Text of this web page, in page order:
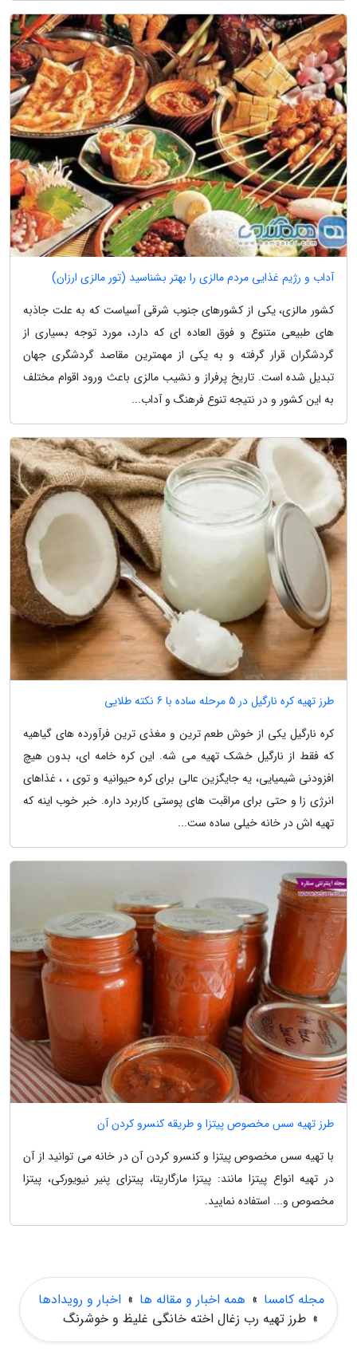
آداب و رژیم غذایی مردم مالزی را بهتر بشناسید (تور مالزی ارزان)
کشور مالزی، یکی از کشورهای جنوب شرقی آسیاست که به علت جاذبه
های طبیعی متنوع و فوق العاده ای که دارد، مورد توجه بسیاری از
گردشگران قرار گرفته و به یکی از مهمترین مقاصد گردشگری جهان
تبدیل شده است. تاریخ پرفراز و نشیب مالزی باعث ورود اقوام مختلف
به این کشور و در نتیجه تنوع فرهنگ و آداب...
طرز تهیه کره نارگیل در 5 مرحله ساده با 6 نکته طلایی
کره نارگیل یکی از خوش طعم ترین و مغذی ترین فرآورده های گیاهیه
که فقط از نارگیل خشک تهیه می شه. این کره خامه ای، بدون هیچ
افزودنی شیمیایی، یه جایگزین عالی برای کره حیوانیه و توی ، ، غذاهای
انرژی زا و حتی برای مراقبت های پوستی کاربرد داره. خبر خوب اینه که
تهیه اش در خانه خیلی ساده ست...
طرز تهیه سس مخصوص پیتزا و طریقه کنسرو کردن آن
با تهیه سس مخصوص پیتزا و کنسرو کردن آن در خانه می توانید از آن
در تهیه انواع پیتزا مانند: پیتزا مارگاریتا، پیتزای پنیر نیویورکی، پیتزا
مخصوص و... استفاده نمایید.
مجله کامسا » همه اخبار و مقاله ها » اخبار و رویدادها
» طرز تهیه رب زغال اخته خانگی غلیظ و خوشرنگ